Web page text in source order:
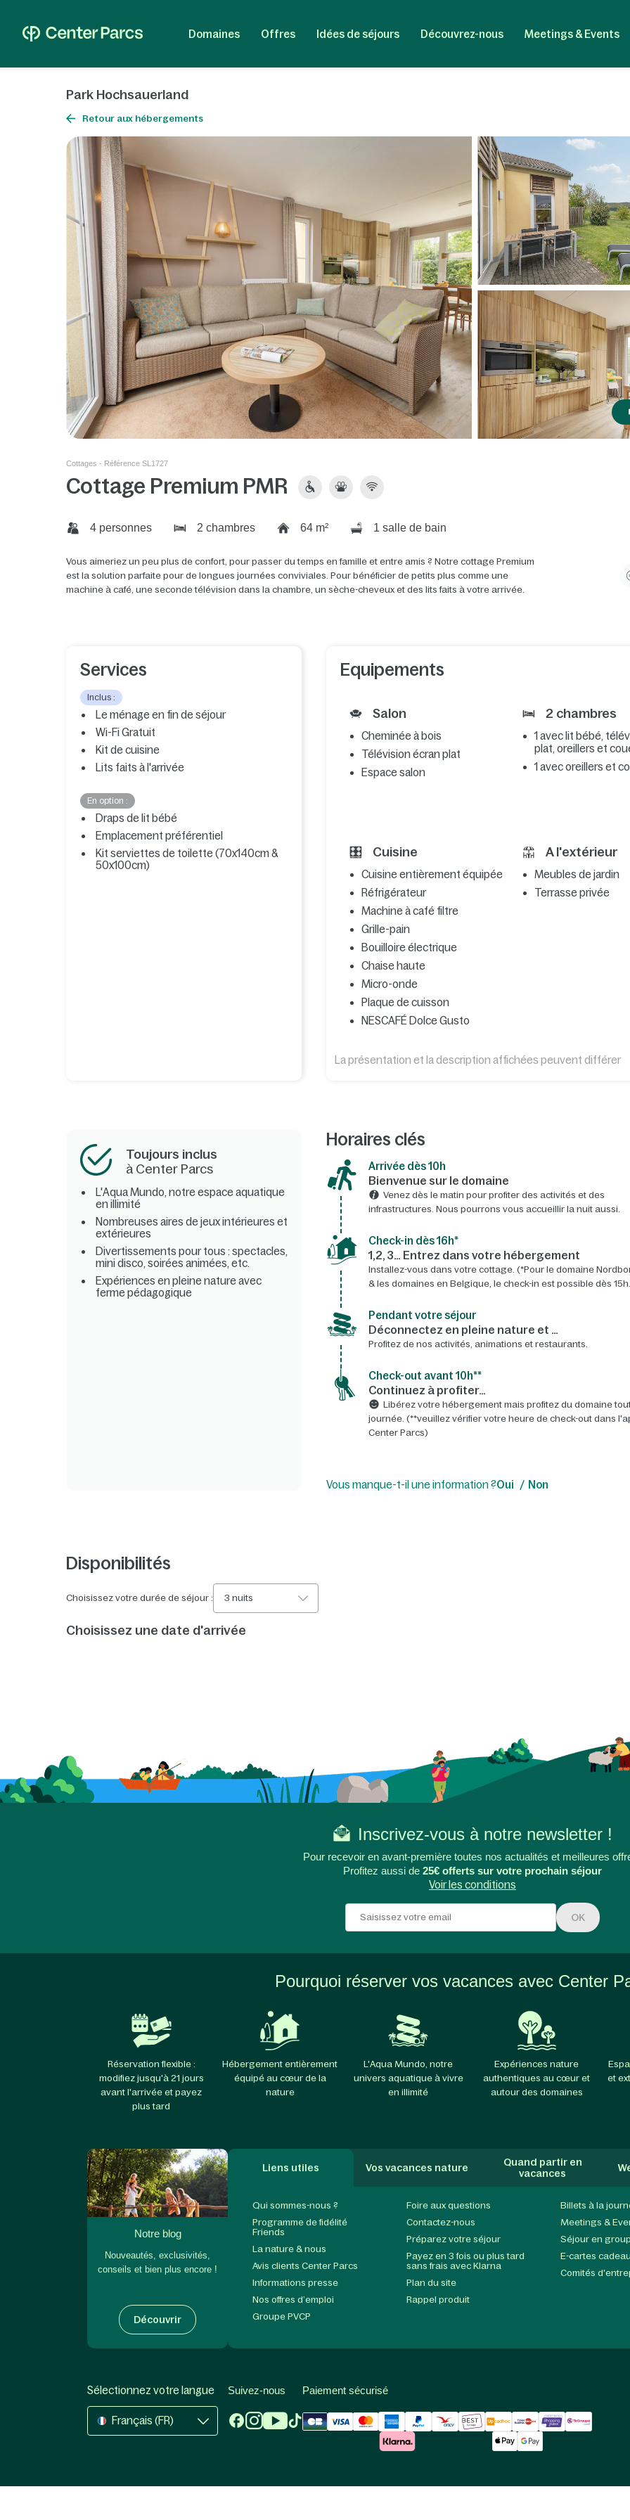
Domaines Offres Idées de séjours Découvrez-nous Meetings & Events
Park Hochsauerland
Retour aux hébergements
Cottages - Référence SL1727
Cottage Premium PMR
4 personnes 2 chambres 64 m² 1 salle de bain
Vous aimeriez un peu plus de confort, pour passer du temps en famille et entre amis ? Notre cottage Premium
est la solution parfaite pour de longues journées conviviales. Pour bénéficier de petits plus comme une
machine à café, une seconde télévision dans la chambre, un sèche-cheveux et des lits faits à votre arrivée.
Services
Inclus :
Le ménage en fin de séjour
Wi-Fi Gratuit
Kit de cuisine
Lits faits à l'arrivée
En option :
Draps de lit bébé
Emplacement préférentiel
Kit serviettes de toilette (70x140cm &
50x100cm)
Equipements
Salon
Cheminée à bois
Télévision écran plat
Espace salon
2 chambres
1 avec lit bébé,
plat, oreillers et
1 avec oreillers et
Cuisine
Cuisine entièrement équipée
Réfrigérateur
Machine à café filtre
Grille-pain
Bouilloire électrique
Chaise haute
Micro-onde
Plaque de cuisson
NESCAFÉ Dolce Gusto
A l'extérieur
Meubles de jardin
Terrasse privée
La présentation et la description affichées peuvent différer
Toujours inclus
à Center Parcs
L'Aqua Mundo, notre espace aquatique
en illimité
Nombreuses aires de jeux intérieures et
extérieures
Divertissements pour tous : spectacles,
mini disco, soirées animées, etc.
Expériences en pleine nature avec
ferme pédagogique
Horaires clés
Arrivée dès 10h​
Bienvenue sur le domaine​
Venez dès le matin pour profiter des activités et des
infrastructures. Nous pourrons vous accueillir la nuit aussi.
Check-in dès 16h*​
1,2, 3… Entrez dans votre hébergement
Installez-vous dans votre cottage. (*Pour le domaine
& les domaines en Belgique, le check-in est possible dès
Pendant votre séjour
Déconnectez en pleine nature et …
Profitez de nos activités, animations et restaurants.
Check-out avant 10h**
Continuez à profiter…
Libérez votre hébergement mais profitez du domaine
journée. (**veuillez vérifier votre heure de check-out dans
Center Parcs)
Vous manque-t-il une information ?Oui Non
Disponibilités
Choisissez votre durée de séjour : 3 nuits
Choisissez une date d'arrivée
Inscrivez-vous à notre newsletter !
Pour recevoir en avant-première toutes nos actualités et meilleures
Profitez aussi de 25€ offerts sur votre prochain séjour
Voir les conditions
OK
Pourquoi réserver vos vacances avec Center
Réservation flexible :
modifiez jusqu'à 21 jours
avant l'arrivée et payez
plus tard
Hébergement entièrement
équipé au cœur de la
nature
L'Aqua Mundo, notre
univers aquatique à vivre
en illimité
Expériences nature
authentiques au cœur et
autour des domaines
et
Notre blog
Nouveautés, exclusivités,
conseils et bien plus encore !
Découvrir
Liens utiles Vos vacances nature
Quand partir en
vacances
Qui sommes-nous ?
Programme de fidélité
Friends
La nature & nous
Avis clients Center Parcs
Informations presse
Nos offres d’emploi
Groupe PVCP
Foire aux questions
Contactez-nous
Préparez votre séjour
Payez en 3 fois ou plus tard
sans frais avec Klarna
Plan du site
Rappel produit
Billets à la
Meetings &
Séjour en
E-cartes
Comités
Sélectionnez votre langue
Français (FR)
Suivez-nous Paiement sécurisé